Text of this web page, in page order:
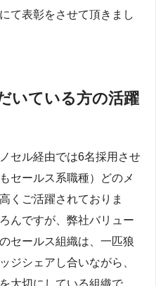
て表彰をさせて頂きまし
いている方の活躍
セル経由では6名採用させ
セールス系職種）どのメ
くご活躍されておりま
んですが、弊社バリュー
セールス組織は、一匹狼
ジシェアし合いながら、
大切にしている組織で